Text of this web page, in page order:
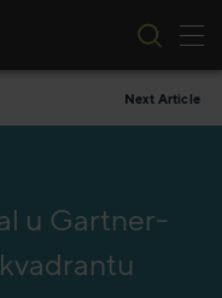
Next Article
u Gartner-